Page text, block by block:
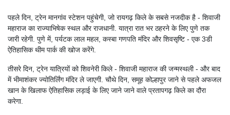
पहले दिन, ट्रेन मानगांव स्टेशन पहुंचेगी, जो रायगढ़ किले के सबसे नजदीक है - शिवाजी
महाराज का राज्याभिषेक स्थल और राजधानी. यात्रा रात भर ठहरने के लिए पुणे तक
जारी रहेगी. पुणे में, पर्यटक लाल महल, कस्बा गणपति मंदिर और शिवसृष्टि - एक 3डी
ऐतिहासिक थीम पार्क की खोज करेंगे.
तीसरे दिन, ट्रेन यात्रियों को शिवनेरी किले - शिवाजी महाराज की जन्मस्थली - और बाद
में भीमाशंकर ज्योतिर्लिंग मंदिर ले जाएगी. चौथे दिन, समूह कोल्हापुर जाने से पहले अफजल
खान के खिलाफ ऐतिहासिक लड़ाई के लिए जाने जाने वाले प्रतापगढ़ किले का दौरा
करेगा.